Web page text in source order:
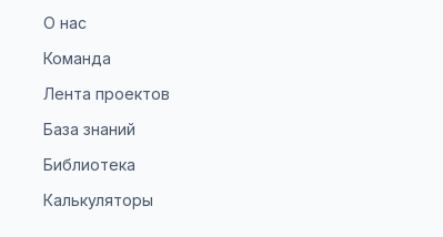
О нас
Команда
Лента проектов
База знаний
Библиотека
Калькуляторы